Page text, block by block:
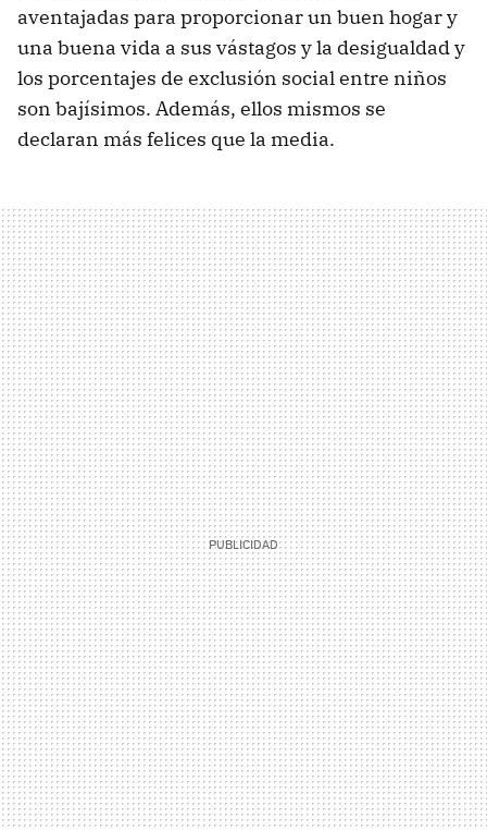
aventajadas para proporcionar un buen hogar y
una buena vida a sus vástagos y la desigualdad y
los porcentajes de exclusión social entre niños
son bajísimos. Además, ellos mismos se
declaran más felices que la media.